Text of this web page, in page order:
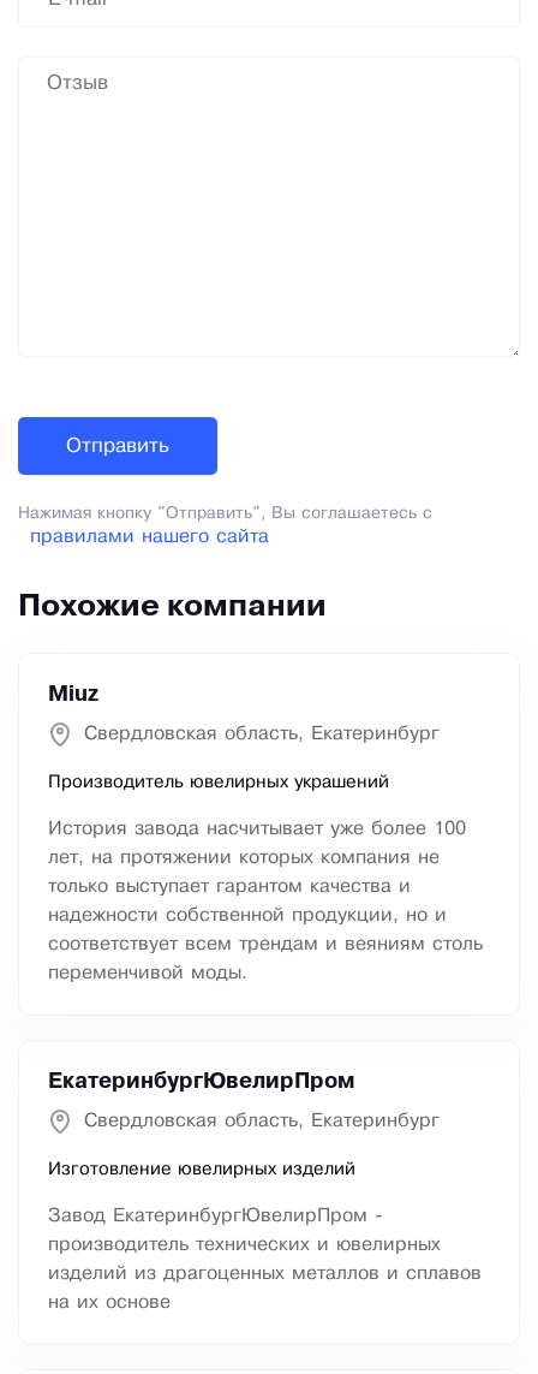
Нажимая кнопку "Отправить", Вы соглашаетесь с
правилами нашего сайта
Похожие компании
Miuz
Свердловская область, Екатеринбург
Производитель ювелирных украшений
История завода насчитывает уже более 100
лет, на протяжении которых компания не
только выступает гарантом качества и
надежности собственной продукции, но и
соответствует всем трендам и веяниям столь
переменчивой моды.
ЕкатеринбургЮвелирПром
Свердловская область, Екатеринбург
Изготовление ювелирных изделий
Завод ЕкатеринбургЮвелирПром -
производитель технических и ювелирных
изделий из драгоценных металлов и сплавов
на их основе